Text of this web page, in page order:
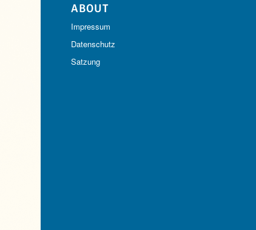
ABOUT
Impressum
Datenschutz
Satzung